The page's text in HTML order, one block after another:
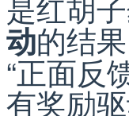
动的结
“正面反
有奖励